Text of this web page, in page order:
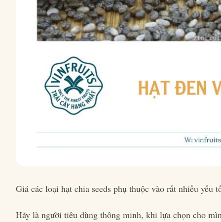
Giá các loại hạt chia seeds phụ thuộc vào rất nhiều yếu
Hãy là người tiêu dùng thông minh, khi lựa chọn cho